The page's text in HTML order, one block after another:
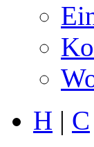
H | C